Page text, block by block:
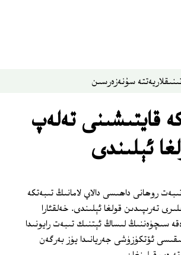
يەتتە سۇنەزەرسىن
قايتىشىنى تەلەپ
ئېلىندى
روھانى داھىسى دالاي لامانىڭ تىبەتكە
تەرىپىدىن قولغا ئېلىندى. خەلقئارا
سىچۈەننىڭ لىساڭ ئېتنىك تىبەت رايونىدا
ئۆتكۈزۈشى جەريانىدا يۈز بەرگەن